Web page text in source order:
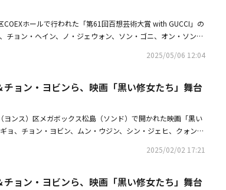
ホールで行われた「第61回百想芸術大賞 with GUCCI」の
チョン・ヘイン、ノ・ジェウォン、ソン・ゴニ、オン・ソン
61回百想芸術大賞 with GUCCI」には1年間、テレビ・映画・
務めた。・キム・ゴウン主演作も百想芸術大賞、今年で3度目
品を発表・「第61回百想芸術大賞」パク・ボゴム、ビョン・ウ
たちの候補が公開
2025/05/06 12:04
チョン・ヨビンら、映画「黒い修女たち」舞台
ヨンス）区メガボックス松島（ソンド）で開かれた映画「黒い
ョ、チョン・ヨビン、ムン・ウジン、シン・ジェヒ、クォン・
」の続編で、強力な悪霊にとりつかれた少年を救うため奮闘す
・ヨビン主演の映画「黒い修女たち」メイン予告映像とポスタ
2025/02/02 17:21
チョン・ヨビンら、映画「黒い修女たち」舞台